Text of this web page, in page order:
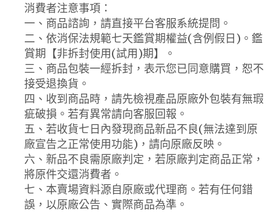
消費者注意事項：
一、商品諮詢，請直接平台客服系統提問。
二、依消保法規範七天鑑賞期權益(含例假日)。鑑
賞期【非拆封使用(試用)期】。
三、商品包裝一經拆封，表示您已同意購買，恕不
接受退換貨。
四、收到商品時，請先檢視產品原廠外包裝有無瑕
疵破損。若有異常請向客服回報。
五、若收貨七日內發現商品新品不良(無法達到原
廠宣告之正常使用功能)，請向原廠反映。
六、新品不良需原廠判定，若原廠判定商品正常，
將原件交還消費者。
七、本賣場資料源自原廠或代理商。若有任何錯
誤，以原廠公告、實際商品為準。